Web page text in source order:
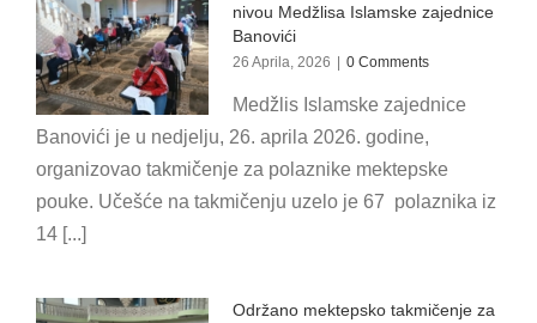
nivou Medžlisa Islamske zajednice
Banovići
26 Aprila, 2026 0 Comments
Medžlis Islamske zajednice
Banovići je u nedjelju, 26. aprila 2026. godine,
organizovao takmičenje za polaznike mektepske
pouke. Učešće na takmičenju uzelo je 67 polaznika iz
14 [...]
Održano mektepsko takmičenje za